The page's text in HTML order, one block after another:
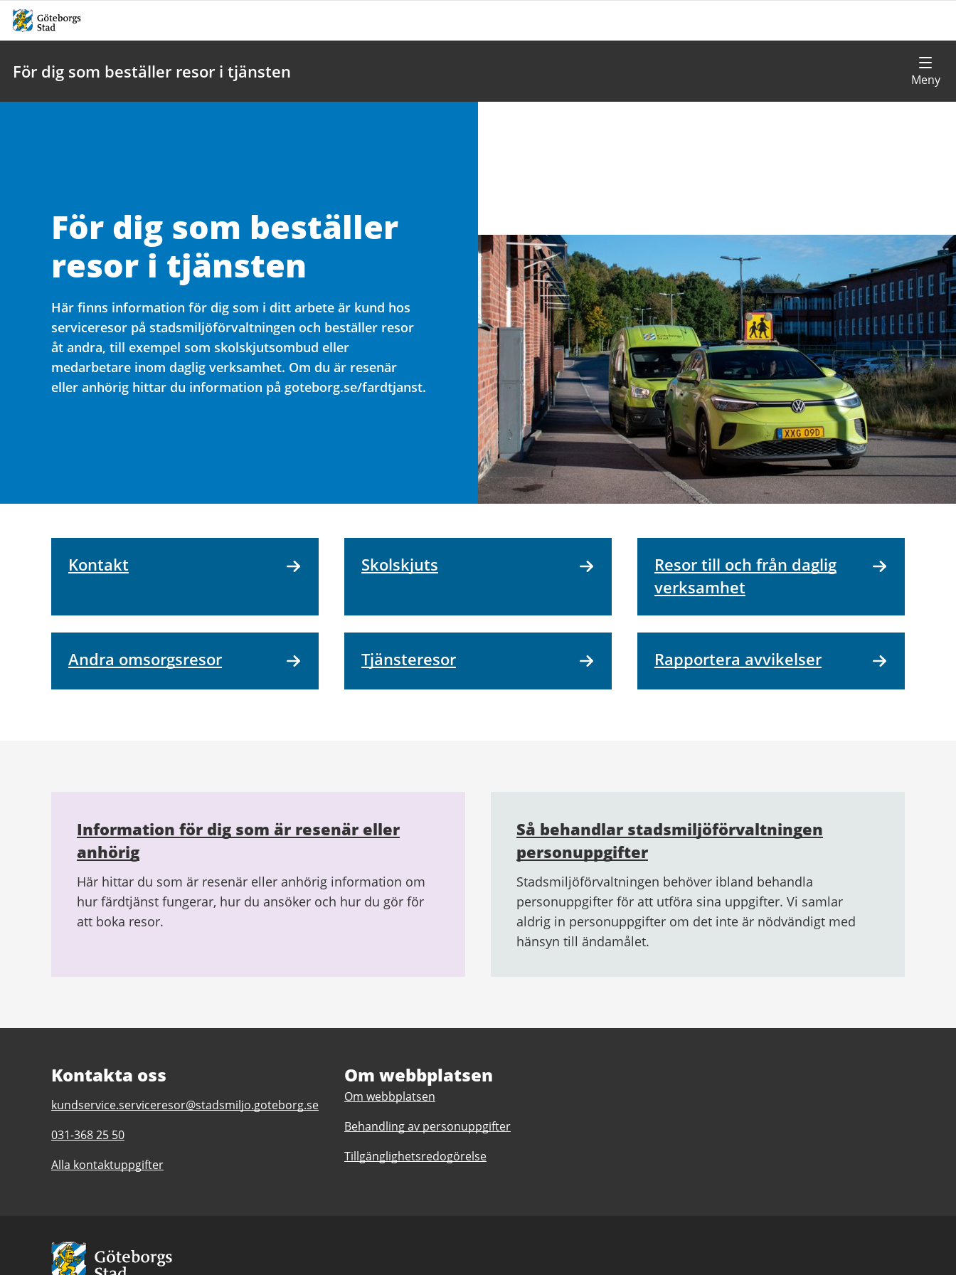
För dig som beställer resor i tjänsten
För dig som beställer
resor i tjänsten
Här finns information för dig som i ditt arbete är kund hos
serviceresor på stadsmiljöförvaltningen och beställer resor
åt andra, till exempel som skolskjutsombud eller
medarbetare inom daglig verksamhet. Om du är resenär
eller anhörig hittar du information på goteborg.se/fardtjanst.
Kontakt Skolskjuts
Resor till och från daglig
verksamhet
Andra omsorgsresor Tjänsteresor Rapportera avvikelser
information
Information för dig som är resenär eller
anhörig
Här hittar du som är resenär eller anhörig information om
hur färdtjänst fungerar, hur du ansöker och hur du gör för
att boka resor.
Så behandlar stadsmiljöförvaltningen
personuppgifter
Stadsmiljöförvaltningen behöver ibland behandla
personuppgifter för att utföra sina uppgifter. Vi samlar
aldrig in personuppgifter om det inte är nödvändigt med
hänsyn till ändamålet.
Kontakta oss
E-
till
Serviceresors
kundservice
kundservice.serviceresor@stadsmiljo.goteborg.se
Telefonnummer
Serviceresors
031-368 25 50
Alla kontaktuppgifter
Om webbplatsen
Om webbplatsen
Behandling av personuppgifter
Tillgänglighetsredogörelse
Avsändare:
Göteborgs